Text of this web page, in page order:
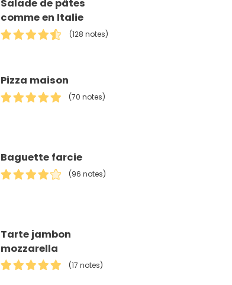
Salade de pâtes
comme en Italie
(128 notes)
Pizza maison
(70 notes)
Baguette farcie
(96 notes)
Tarte jambon
mozzarella
(17 notes)